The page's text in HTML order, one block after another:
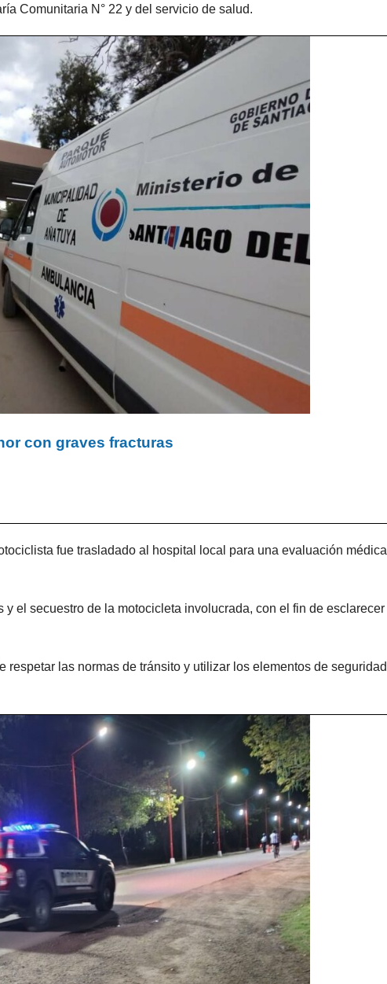
Comunitaria N° 22 y del servicio de salud.
con graves fracturas
fue trasladado al hospital local para una evaluación médica
el secuestro de la motocicleta involucrada, con el fin de esclarecer
respetar las normas de tránsito y utilizar los elementos de seguridad